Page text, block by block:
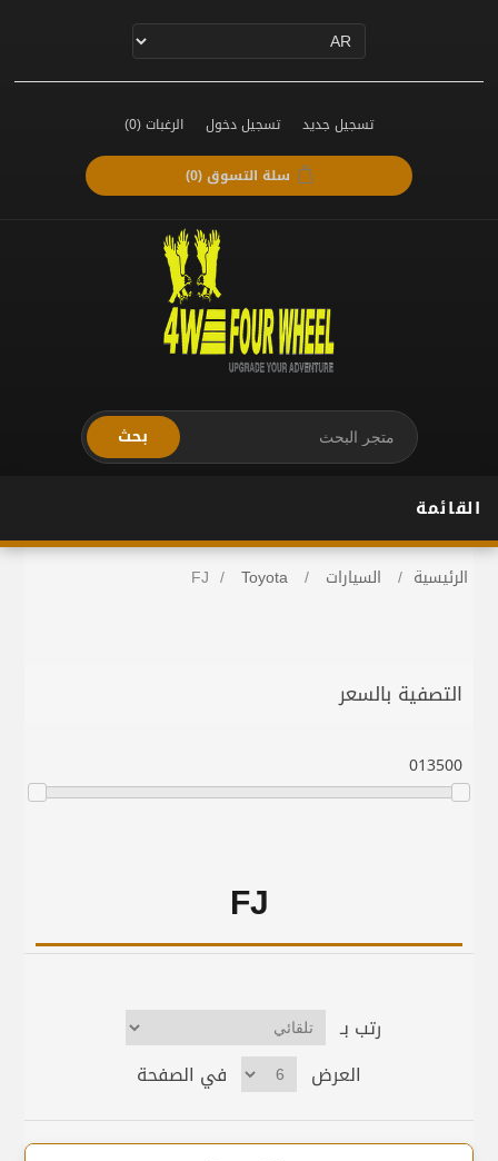
تسجيل جديد تسجيل دخول الرغبات(0)
سلة التسوق(0)
بحث
القائمة
الرئيسية / السيارات /
Toyota
/
FJ
التصفية بالسعر
013500
FJ
رتب بـ
العرض
في الصفحة